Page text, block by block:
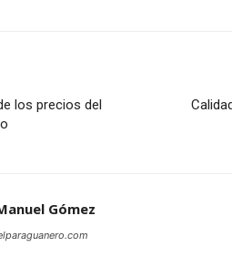
los precios del
Gómez